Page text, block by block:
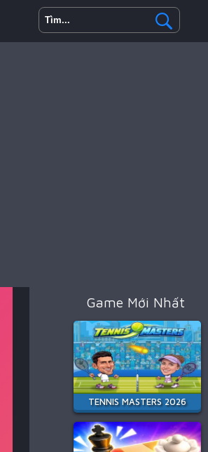
Game Mới Nhất
TENNIS MASTERS 2026